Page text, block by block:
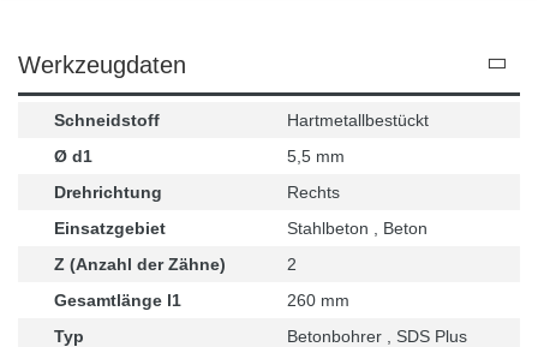
Werkzeugdaten
Schneidstoff
Hartmetallbestückt
Ø d1
5,5 mm
Drehrichtung
Rechts
Einsatzgebiet
Stahlbeton , Beton
Z (Anzahl der Zähne)
2
Gesamtlänge l1
260 mm
Typ
Betonbohrer , SDS Plus